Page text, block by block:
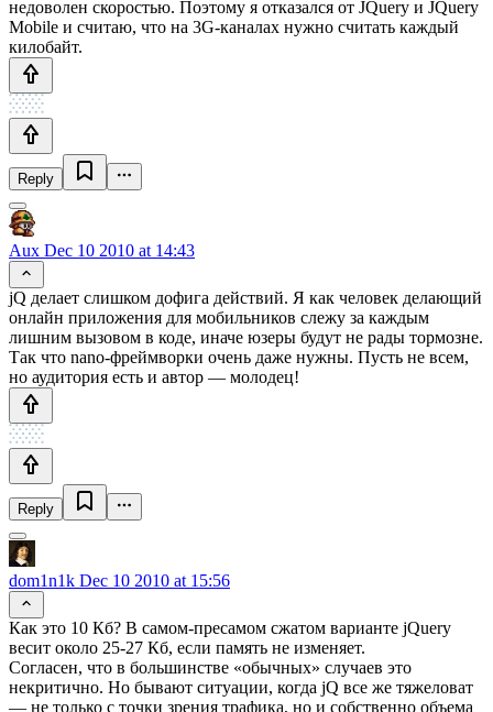
недоволен скоростью. Поэтому я отказался от JQuery и JQuery
Mobile и считаю, что на 3G-каналах нужно считать каждый
килобайт.
Reply
Aux Dec 10 2010 at 14:43
jQ делает слишком дофига действий. Я как человек делающий
онлайн приложения для мобильников слежу за каждым
лишним вызовом в коде, иначе юзеры будут не рады тормозне.
Так что nano-фреймворки очень даже нужны. Пусть не всем,
но аудитория есть и автор — молодец!
Reply
dom1n1k Dec 10 2010 at 15:56
Как это 10 Кб? В самом-пресамом сжатом варианте jQuery
весит около 25-27 Кб, если память не изменяет.
Согласен, что в большинстве «обычных» случаев это
некритично. Но бывают ситуации, когда jQ все же тяжеловат
— не только с точки зрения трафика, но и собственно объема